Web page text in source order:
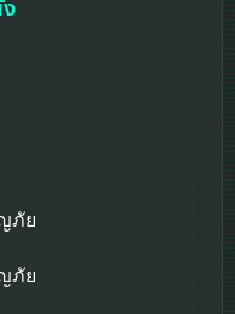
ภัย
ภัย